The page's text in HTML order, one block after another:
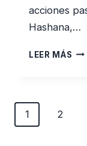
acciones
Hashana,…
LEER MÁS ¿NO
de
1 2